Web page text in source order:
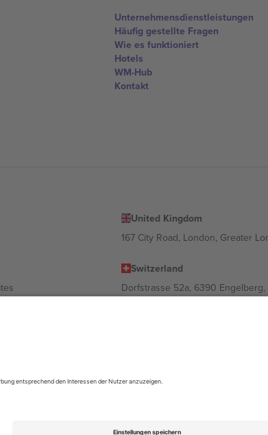
Unternehmensdienstleistungen
Häufig gestellte Fragen
Wie es funktioniert
Hotels
WM-Hub
Kontakt
United Kingdom
167 City Road, London, Greater
Switzerland
Dorfstrasse 52a, 6390 Engelberg,
México, CDMX, Mexico
© 2026 Ticombo. Alle Rechte vorbehalten.